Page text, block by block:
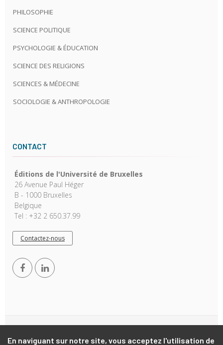
En naviguant sur notre site, vous acceptez l'utilisation de
PHILOSOPHIE
SCIENCE POLITIQUE
PSYCHOLOGIE & ÉDUCATION
SCIENCE DES RELIGIONS
SCIENCES & MÉDECINE
SOCIOLOGIE & ANTHROPOLOGIE
CONTACT
Éditions de l'Université de Bruxelles
26 Avenue Paul Héger
B - 1000 Bruxelles
Belgique
Tel : +32 2 650.37.99
Contactez-nous
Reserved